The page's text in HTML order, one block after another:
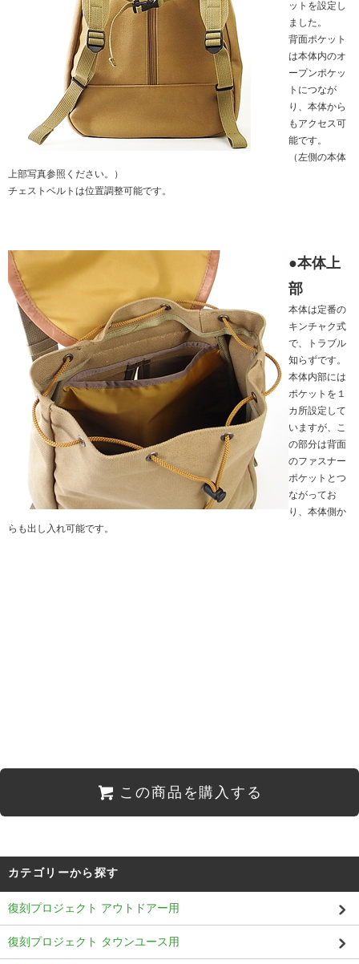
ットを設定し
ました。
背面ポケット
は本体内のオ
ープンポケッ
トにつなが
り、本体から
もアクセス可
能です。
（左側の本体
上部写真参照ください。）
チェストベルトは位置調整可能です。
●本体上
部
本体は定番の
キンチャク式
で、トラブル
知らずです。
本体内部には
ポケットを１
カ所設定して
いますが、こ
の部分は背面
のファスナー
ポケットとつ
ながってお
り、本体側か
らも出し入れ可能です。
この商品を購入する
カテゴリーから探す
復刻プロジェクト アウトドアー用
復刻プロジェクト タウンユース用